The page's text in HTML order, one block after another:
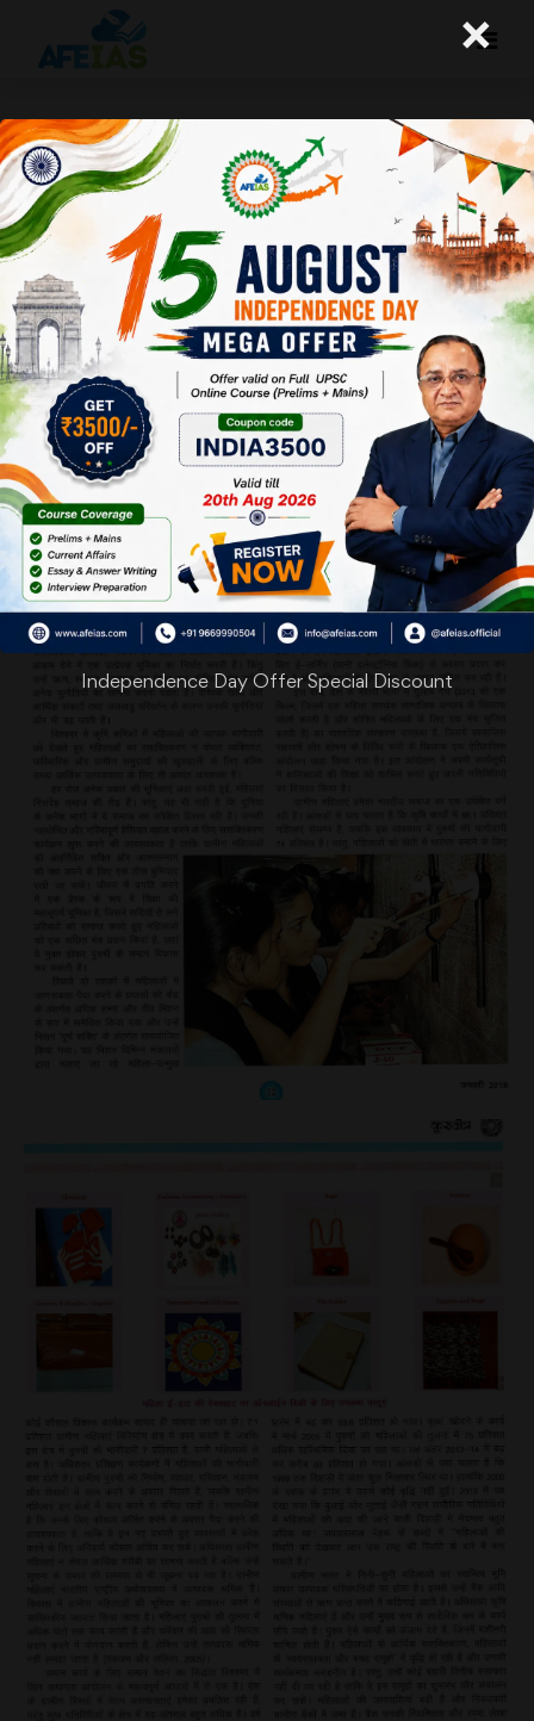
कुरुक्षेत्र: सशक्त होती ग्रामीण महिलाएं (27-
01-2018)
Afeias 27 Jan 2018
To Download Click Here.
×
Independence Day Offer Special Discount